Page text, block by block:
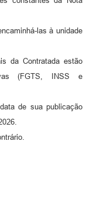
las à unidade
da Contratada estão
(FGTS, INSS e
de sua publicação